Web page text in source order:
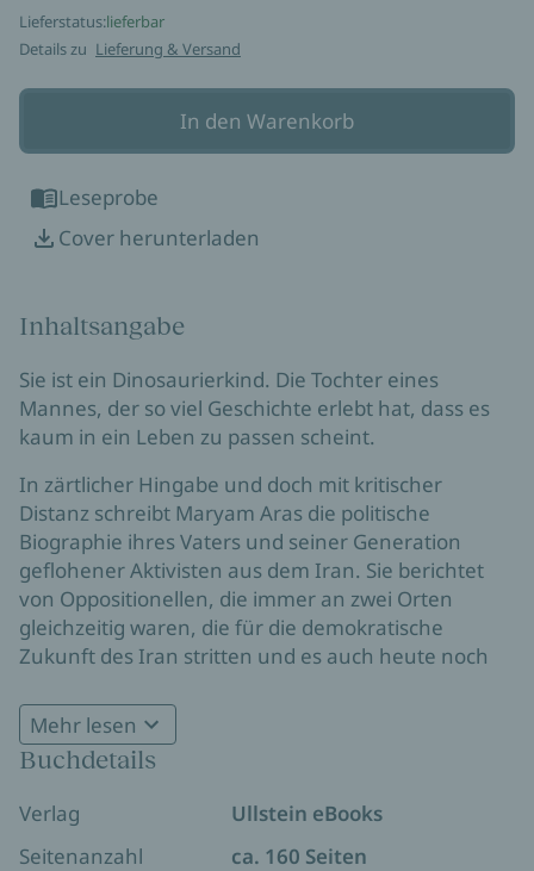
Lieferstatus:lieferbar
Details zu Lieferung & Versand
In den Warenkorb
Leseprobe
Cover herunterladen
Inhaltsangabe
Sie ist ein Dinosaurierkind. Die Tochter eines
Mannes, der so viel Geschichte erlebt hat, dass es
kaum in ein Leben zu passen scheint.
In zärtlicher Hingabe und doch mit kritischer
Distanz schreibt Maryam Aras die politische
Biographie ihres Vaters und seiner Generation
geflohener Aktivisten aus dem Iran. Sie berichtet
von Oppositionellen, die immer an zwei Orten
gleichzeitig waren, die für die demokratische
Zukunft des Iran stritten und es auch heute noch
trugen 1979 wesentlich zum Sturz der Shah-
Diktatur bei und führen heute ein Schattendasein.
Ihr Verhältnis zur deutschen Linken war
gleichermaßen von Anziehung und Abstoßung
geprägt.
Kampf gegen Unterdrückung und Fremdherrschaft.
Es ist eine Tradition der sogenannten Dritten Welt,
Mehr lesen
Buchdetails
Verlag
Ullstein eBooks
Seitenanzahl
ca. 160 Seiten